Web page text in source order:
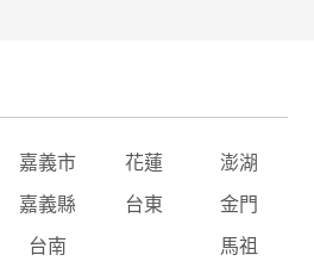
嘉義市 花蓮 澎湖
嘉義縣 台東 金門
台南 馬祖